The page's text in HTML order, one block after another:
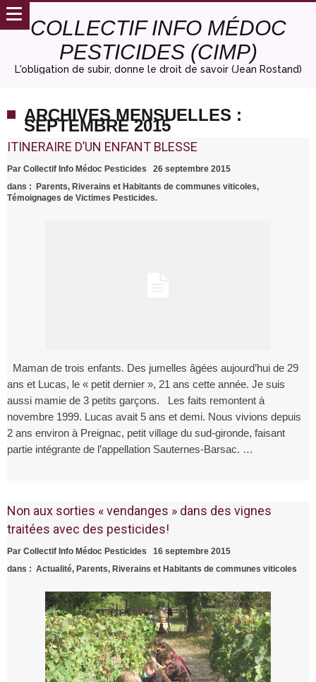
COLLECTIF INFO MÉDOC
PESTICIDES (CIMP)
L'obligation de subir, donne le droit de savoir (Jean Rostand)
ARCHIVES MENSUELLES :
SEPTEMBRE 2015
ITINERAIRE D’UN ENFANT BLESSE
Par Collectif Info Médoc Pesticides
26 septembre 2015
dans :
Parents, Riverains et Habitants de communes viticoles,
Témoignages de Victimes Pesticides.
Maman de trois enfants. Des jumelles âgées aujourd’hui de 29
ans et Lucas, le « petit dernier », 21 ans cette année. Je suis
aussi mamie de 3 petits garçons. Les faits remontent à
novembre 1999. Lucas avait 5 ans et demi. Nous vivions depuis
2 ans environ à Preignac, petit village du sud-gironde, faisant
partie intégrante de l’appellation Sauternes-Barsac. …
Non aux sorties « vendanges » dans des vignes
traitées avec des pesticides!
Par Collectif Info Médoc Pesticides
16 septembre 2015
dans : Actualité, Parents, Riverains et Habitants de communes viticoles